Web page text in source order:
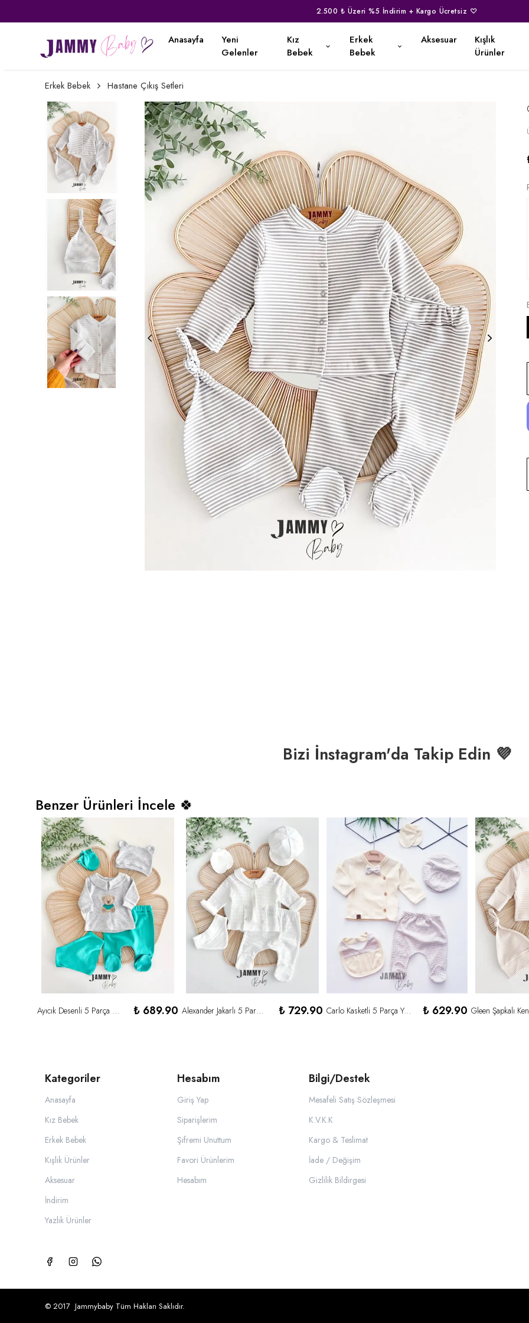
2.500 ₺ Üzeri %5 İndirim + Kargo Ücretsiz ♡
Anasayfa
Yeni
Gelenler
Kız
Bebek
Erkek
Bebek
Aksesuar
Kışlık
Ürünler
Erkek Bebek Hastane Çıkış Setleri
Bizi İnstagram'da Takip Edin 💜
Benzer Ürünleri İncele 🍀
Ayıcık Desenli 5 Parça Yenidoğan Set-YEŞİL ₺ 689.90 Alexander Jakarlı 5 Parça Yenidoğan Set-BEYAZ ₺ 729.90 Carlo Kasketli 5 Parça Yenidoğan Set-SARI ₺ 629.90
Kategoriler
Anasayfa
Kız Bebek
Erkek Bebek
Kışlık Ürünler
Aksesuar
İndirim
Yazlık Ürünler
Hesabım
Giriş Yap
Siparişlerim
Şifremi Unuttum
Favori Ürünlerim
Hesabım
Bilgi/Destek
Mesafeli Satış Sözleşmesi
K.V.K.K
Kargo & Teslimat
İade / Değişim
Gizlilik Bildirgesi
© 2017 Jammybaby Tüm Hakları Saklıdır.